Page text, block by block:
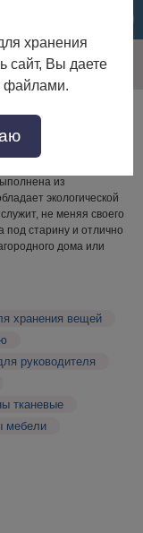
по низким
из
экологической
не меняя своего
под старину и отлично
дома или
хранения вещей
руководителя
тканевые
мебели
хранения
сайт, Вы даете
файлами.